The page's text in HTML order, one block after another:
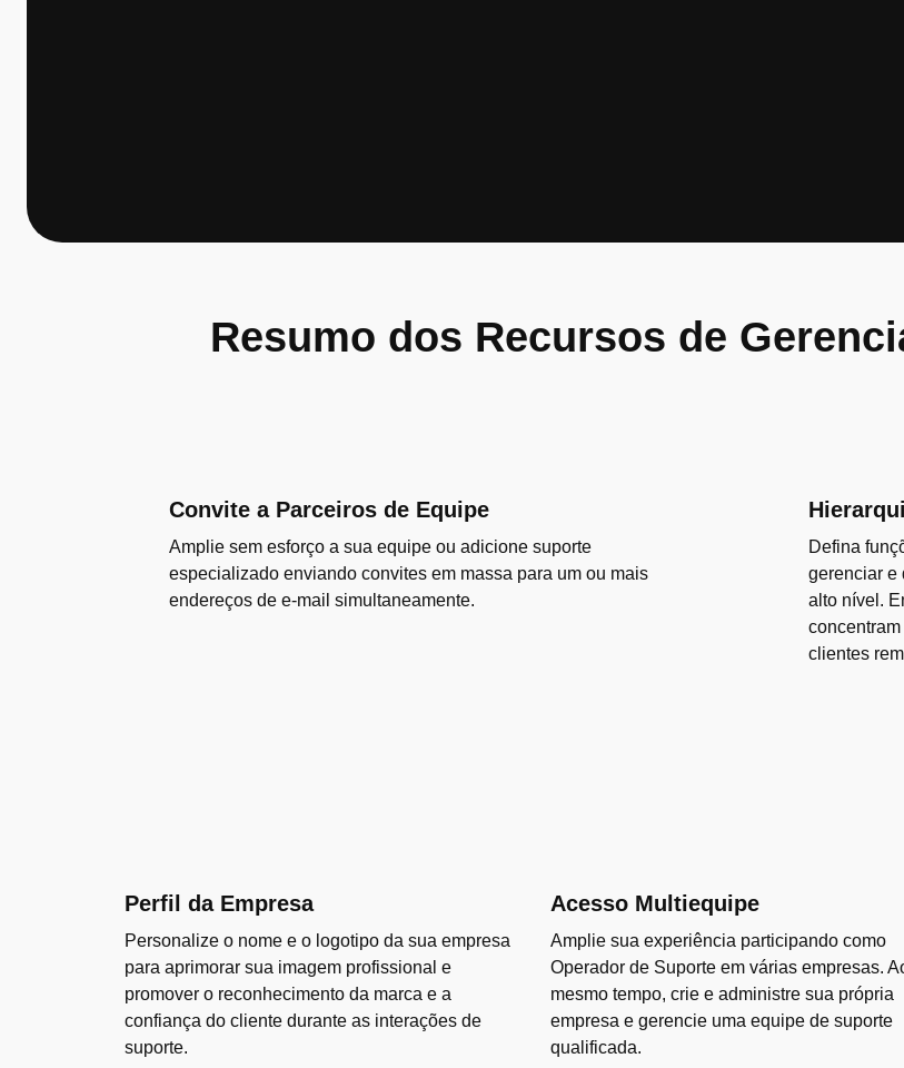
Resumo dos Recursos de
Convite a Parceiros de Equipe
Amplie sem esforço a sua equipe ou adicione suporte
especializado enviando convites em massa para um ou mais
endereços de e-mail simultaneamente.
Defina
gerenciar e
alto nível.
clientes
Perfil da Empresa
Personalize o nome e o logotipo da sua empresa
para aprimorar sua imagem profissional e
promover o reconhecimento da marca e a
confiança do cliente durante as interações de
suporte.
Acesso Multiequipe
Amplie sua experiência participando como
Operador de Suporte em várias empresas.
mesmo tempo, crie e administre sua própria
empresa e gerencie uma equipe de suporte
qualificada.